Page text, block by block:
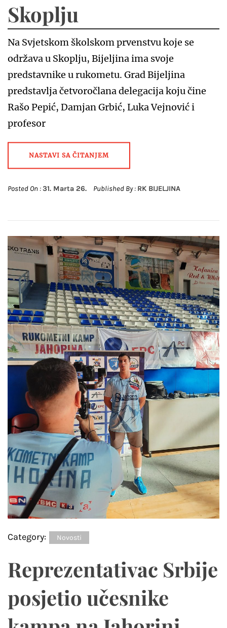
Skoplju
Na Svjetskom školskom prvenstvu koje se
održava u Skoplju, Bijeljina ima svoje
predstavnike u rukometu. Grad Bijeljina
predstavlja četvoročlana delegacija koju čine
Rašo Pepić, Damjan Grbić, Luka Vejnović i
profesor
NASTAVI SA ČITANJEM
Posted On :31. Marta 26. Published By : RK BIJELJINA
Category: Novosti
Reprezentativac Srbije
posjetio učesnike